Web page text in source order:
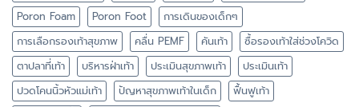
Poron Foam
Poron Foot
การเดินของเด็กๆ
การเลือกรองเท้าสุขภาพ
คลื่น PEMF คันเท้า
ซื้อรองเท้าใส่ช่วงโควิด
ตาปลาที่เท้า
บริหารฝ่าเท้า ประเมินสุขภาพเท้า
ประเมินเท้า
ปวดโคนนิ้วหัวแม่เท้า
ปัญหาสุขภาพเท้าในเด็ก
ฟื้นฟูเท้า